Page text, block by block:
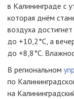
в Калининграде с
которая днём
воздуха
до +10,2°С, а
до +8,8°С.
В региональном
по
на